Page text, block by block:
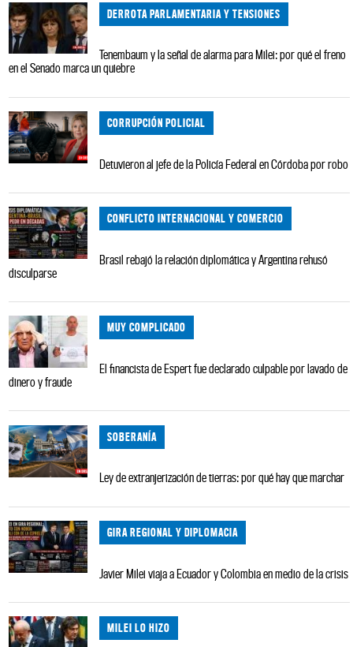
DERROTA PARLAMENTARIA Y TENSIONES
Tenembaum y la señal de alarma para Milei: por qué el freno
en el Senado marca un quiebre
CORRUPCIÓN POLICIAL
Detuvieron al jefe de la Policía Federal en Córdoba por robo
CONFLICTO INTERNACIONAL Y COMERCIO
Brasil rebajó la relación diplomática y Argentina rehusó
disculparse
MUY COMPLICADO
El financista de Espert fue declarado culpable por lavado de
dinero y fraude
SOBERANÍA
Ley de extranjerización de tierras: por qué hay que marchar
GIRA REGIONAL Y DIPLOMACIA
Javier Milei viaja a Ecuador y Colombia en medio de la crisis
MILEI LO HIZO